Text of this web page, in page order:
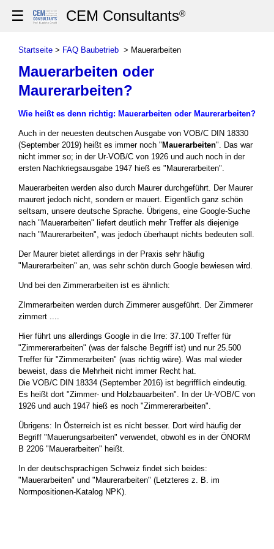
☰ CEM Consultants®
Startseite > FAQ Baubetrieb > Mauerarbeiten
Mauerarbeiten oder
Maurerarbeiten?
Wie heißt es denn richtig: Mauerarbeiten oder Maurerarbeiten?
Auch in der neuesten deutschen Ausgabe von VOB/C DIN 18330
(September 2019) heißt es immer noch "Mauerarbeiten". Das war
nicht immer so; in der Ur-VOB/C von 1926 und auch noch in der
ersten Nachkriegsausgabe 1947 hieß es "Maurerarbeiten".
Mauerarbeiten werden also durch Maurer durchgeführt. Der Maurer
maurert jedoch nicht, sondern er mauert. Eigentlich ganz schön
seltsam, unsere deutsche Sprache. Übrigens, eine Google-Suche
nach "Mauerarbeiten" liefert deutlich mehr Treffer als diejenige
nach "Maurerarbeiten", was jedoch überhaupt nichts bedeuten soll.
Der Maurer bietet allerdings in der Praxis sehr häufig
"Maurerarbeiten" an, was sehr schön durch Google bewiesen wird.
Und bei den Zimmerarbeiten ist es ähnlich:
ZImmerarbeiten werden durch Zimmerer ausgeführt. Der Zimmerer
zimmert ....
Hier führt uns allerdings Google in die Irre: 37.100 Treffer für
"Zimmererarbeiten" (was der falsche Begriff ist) und nur 25.500
Treffer für "Zimmerarbeiten" (was richtig wäre). Was mal wieder
beweist, dass die Mehrheit nicht immer Recht hat.
Die VOB/C DIN 18334 (September 2016) ist begrifflich eindeutig.
Es heißt dort "Zimmer- und Holzbauarbeiten". In der Ur-VOB/C von
1926 und auch 1947 hieß es noch "Zimmererarbeiten".
Übrigens: In Österreich ist es nicht besser. Dort wird häufig der
Begriff "Mauerungsarbeiten" verwendet, obwohl es in der ÖNORM
B 2206 "Mauerarbeiten" heißt.
In der deutschsprachigen Schweiz findet sich beides:
"Mauerarbeiten" und "Maurerarbeiten" (Letzteres z. B. im
Normpositionen-Katalog NPK).